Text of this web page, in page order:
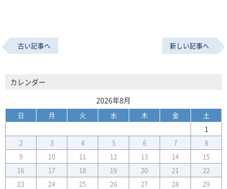
古い記事へ 新しい記事へ
カレンダー
2026年8月
日 月 火 水 木 金
土
1
2
3 4 5 6 7
8
9
10 11 12 13 14
15
16
17 18 19 20 21
22
23
24 25 26 27 28
29